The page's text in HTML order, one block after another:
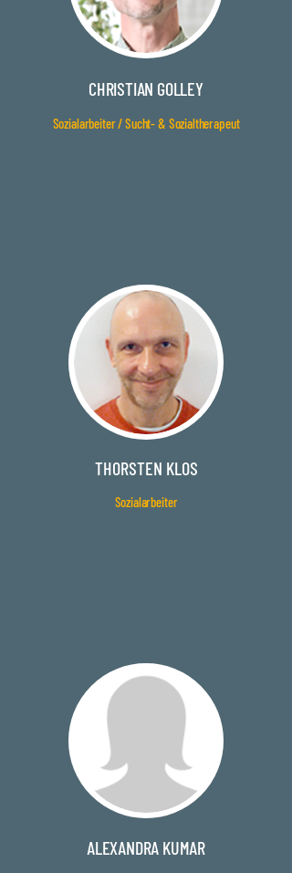
CHRISTIAN GOLLEY
Sozialarbeiter / Sucht- & Sozialtherapeut
THORSTEN KLOS
Sozialarbeiter
ALEXANDRA KUMAR